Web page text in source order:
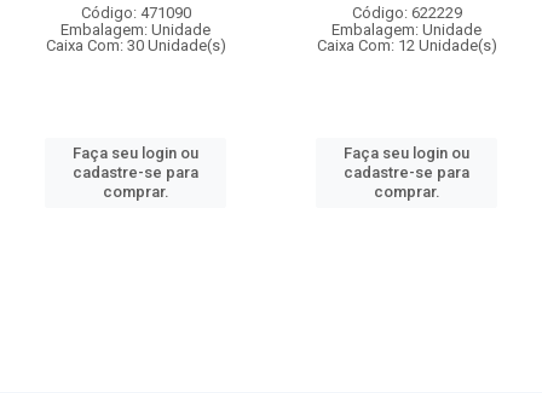
Código: 471090
Embalagem: Unidade
Caixa Com: 30 Unidade(s)
Faça seu login ou
cadastre-se para
comprar.
Código: 622229
Embalagem: Unidade
Caixa Com: 12 Unidade(s)
Faça seu login ou
cadastre-se para
comprar.